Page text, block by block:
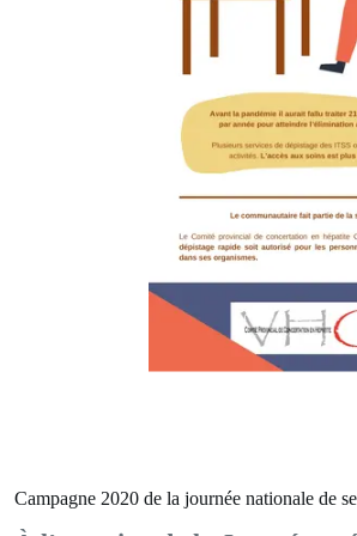
Campagne 2020 de la journée nationale de